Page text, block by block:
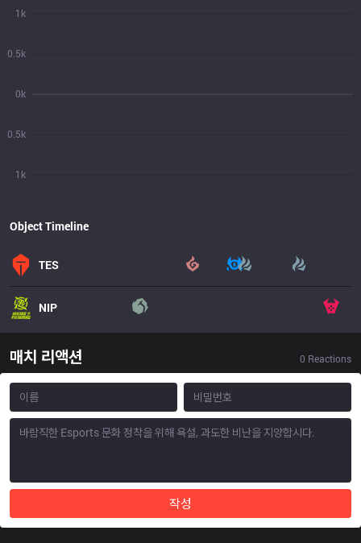
1k
0.5k
0k
0.5k
1k
Object Timeline
TES
NIP
매치 리액션 0 Reactions
작성